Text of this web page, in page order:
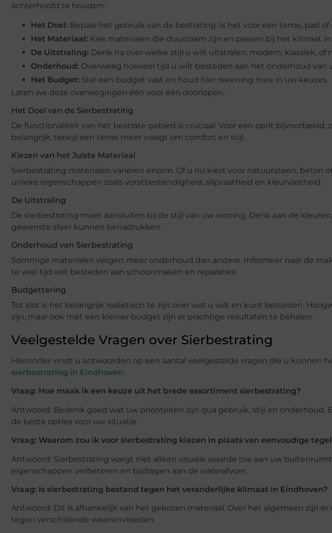
achterhoofd te houden:
Het Doel: Bepaal het gebruik van de bestrating. Is het voor een terras, pad of
Het Materiaal: Kies materialen die duurzaam zijn en passen bij het klimaat
De Uitstraling: Denk na over welke stijl u wilt uitstralen: modern, klassiek, of
Onderhoud: Overweeg hoeveel tijd u wilt besteden aan het onderhoud van
Het Budget: Stel een budget vast en houd hier rekening mee in uw keuzes.
Laten we deze overwegingen één voor één doorlopen.
Het Doel van de Sierbestrating
De functionaliteit van het bestrate gebied is cruciaal. Voor een oprit bijvoorbeeld,
belangrijk, terwijl een terras meer vraagt om comfort en stijl.
Kiezen van het Juiste Materiaal
Sierbestrating materialen variëren enorm. Of u nu kiest voor natuursteen, beton
unieke eigenschappen zoals vorstbestendigheid, slipvastheid en kleurvastheid.
De Uitstraling
De sierbestrating moet aansluiten bij de stijl van uw woning. Denk aan de
gewenste sfeer kunnen benadrukken.
Onderhoud van Sierbestrating
Sommige materialen vergen meer onderhoud dan andere. Informeer naar de
te veel tijd wilt besteden aan schoonmaken en reparaties.
Budgettering
Tot slot is het belangrijk realistisch te zijn over wat u wilt en kunt besteden.
zijn, maar ook met een kleiner budget zijn er prachtige resultaten te behalen.
Veelgestelde Vragen over Sierbestrating
Hieronder vindt u antwoorden op een aantal veelgestelde vragen die u kunnen
sierbestrating in Eindhoven:
Vraag: Hoe maak ik een keuze uit het brede assortiment sierbestrating?
Antwoord: Bedenk goed wat uw prioriteiten zijn qua gebruik, stijl en onderhoud.
de beste opties voor uw situatie.
Vraag: Waarom zou ik voor sierbestrating kiezen in plaats van eenvoudige
Antwoord: Sierbestrating voegt niet alleen visuele waarde toe aan uw
eigenschappen verbeteren en bijdragen aan de waterafvoer.
Vraag: Is sierbestrating bestand tegen het veranderlijke klimaat in Eindhoven?
Antwoord: Dit is afhankelijk van het gekozen materiaal. Over het algemeen zijn
tegen verschillende weersinvloeden.